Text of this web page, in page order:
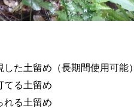
た土留め（長期間使用可能）
てる土留め
れる土留め